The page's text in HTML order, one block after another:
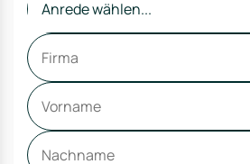
Anrede wählen...